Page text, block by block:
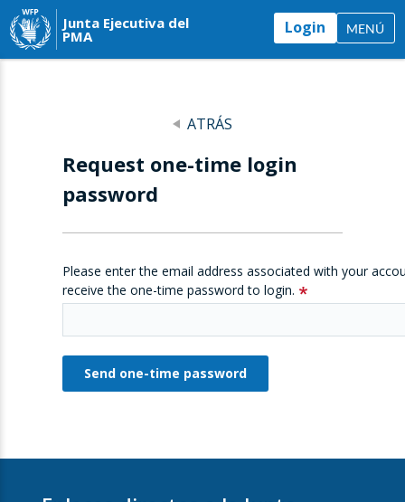
Junta Ejecutiva del
PMA Login MENÚ
ATRÁS
Request one-time login
password
Please enter the email address associated with your
receive the one-time password to login.